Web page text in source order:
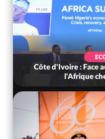
Côte d'Ivoire : Face
l'Afrique